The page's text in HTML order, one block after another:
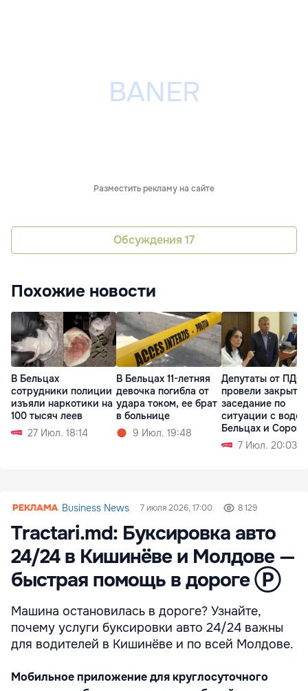
Разместить рекламу на сайте
Обсуждения 17
Похожие новости
В Бельцах
сотрудники полиции
изъяли наркотики на
100 тысяч леев
27 Июл. 18:14
В Бельцах 11-летняя
девочка погибла от
удара током, ее брат
в больнице
9 Июл. 19:48
Депутаты от ПДС
провели закрытое
заседание по
ситуации с
Бельцах и
7 Июл. 20:03
Business News 7 июля 2026, 17:00 8 129
Tractari.md: Буксировка авто
24/24 в Кишинёве и Молдове —
быстрая помощь в дороге Ⓟ
Машина остановилась в дороге? Узнайте,
почему услуги буксировки авто 24/24 важны
для водителей в Кишинёве и по всей Молдове.
Мобильное приложение для круглосуточного